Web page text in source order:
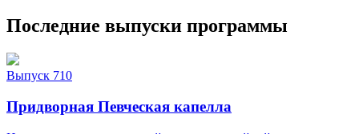
Последние выпуски программы
Выпуск 710
Придворная Певческая капелла